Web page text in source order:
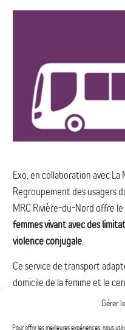
Gérer
Pour offrir les meilleures expériences, nous
Exo, en collaboration avec La
Regroupement des usagers
MRC Rivière-du-Nord offre
femmes vivant avec des
violence conjugale.
Ce service de transport
domicile de la femme et le
Ce sont les intervenantes de